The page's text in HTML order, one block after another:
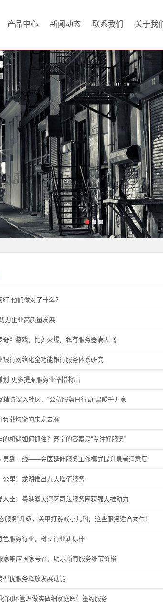
产品中心 新闻动态 联系我们 关于我们
年特色招生计划
育、科技特长生
红 他们做对了什么？
力企业高质量发展
奇》游戏，比如火爆，私有服务器满天飞
银行网络化全功能银行服务体系研究
划 更多提振服务业举措将出
精选深入社区，“公益服务日行动”温暖千万家
负载均衡的来龙去脉
的机遇如何抓住？苏宁的答案是“专注好服务”
员到一线——金医延伸服务工作模式提升患者满意度
公里：龙湖推出九大增值服务
人士：粤港澳大湾区司法服务圈获强大推动力
服务”升级，美甲打游戏小儿科，这些服务适合女生！
色服务行业，树立行业新标杆
家响应国家号召，明示所有服务细节价格
型优服务释放发展动能
”闭环管理做实做细家庭医生签约服务